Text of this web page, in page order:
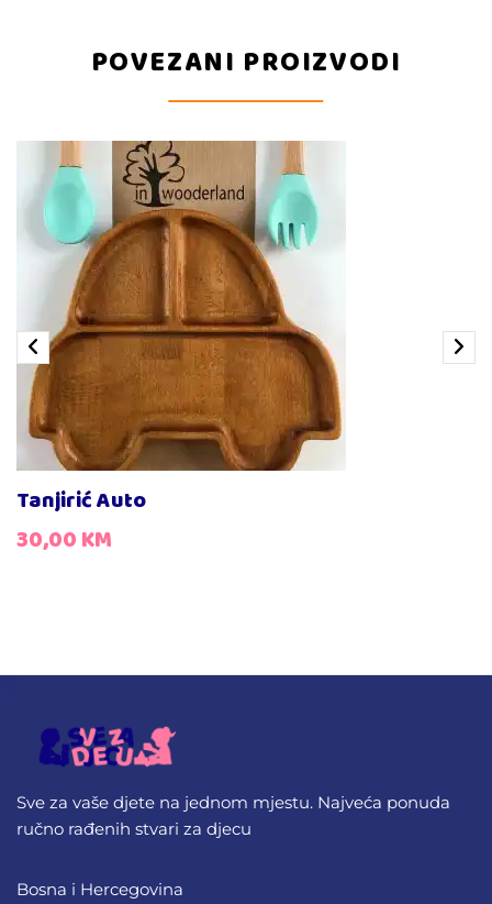
POVEZANI PROIZVODI
Drveni escajg za djevojčice 15,00
Drveni escajg za dječake 15,00KM
Tanjirić Auto
30,00KM
Sve za vaše djete na jednom mjestu. Najveća ponuda
ručno rađenih stvari za djecu
Bosna i Hercegovina